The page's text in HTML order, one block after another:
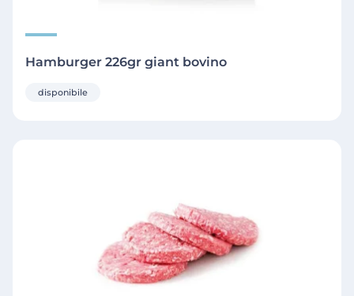
Hamburger 226gr giant bovino
disponibile